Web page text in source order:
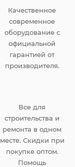
Качественное
современное
оборудование с
официальной
гарантией от
производителя.
Все для
строительства и
ремонта в одном
месте. Скидки при
покупке оптом.
Помощь